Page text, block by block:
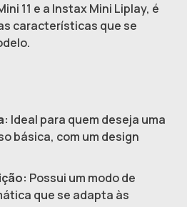
11 e a Instax Mini Liplay, é
características que se
Ideal para quem deseja uma
básica, com um design
Possui um modo de
que se adapta às